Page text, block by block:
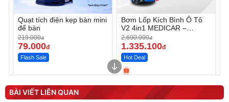
Quạt tích điện kẹp bàn mini
để bàn
219.000đ
79.000đ
Flash Sale
Bơm Lốp Kích Bình Ô Tô
V2 4in1 MEDICAR –
12.000mAh
2.690.000đ
1.335.100đ
Hot Deal
Máy ép chậm trái cây
Elmich JEE 1855OL
Máy rửa xe cầm tay xịt rửa
cao áp có tạo bọt tuyết
BÀI VIẾT LIÊN QUAN